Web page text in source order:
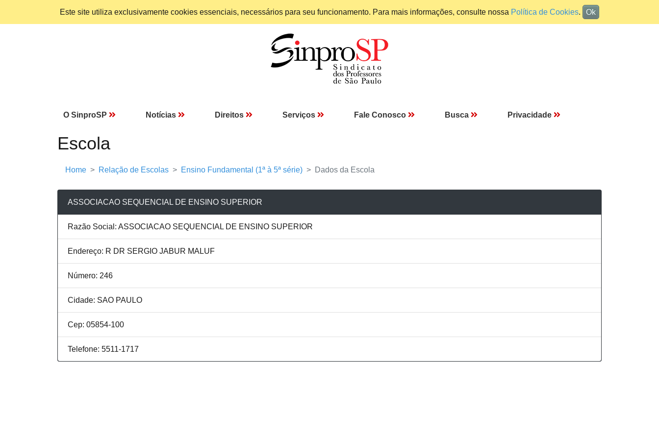
Este site utiliza exclusivamente cookies essenciais, necessários para seu funcionamento. Para mais informações, consulte nossa Política de Cookies. Ok
O SinproSP Notícias Direitos Serviços Fale Conosco Busca Privacidade
Escola
Home Relação de Escolas Ensino Fundamental (1ª à 5ª série) Dados da Escola
ASSOCIACAO SEQUENCIAL DE ENSINO SUPERIOR
Razão Social: ASSOCIACAO SEQUENCIAL DE ENSINO SUPERIOR
Endereço: R DR SERGIO JABUR MALUF
Número: 246
Cidade: SAO PAULO
Cep: 05854-100
Telefone: 5511-1717